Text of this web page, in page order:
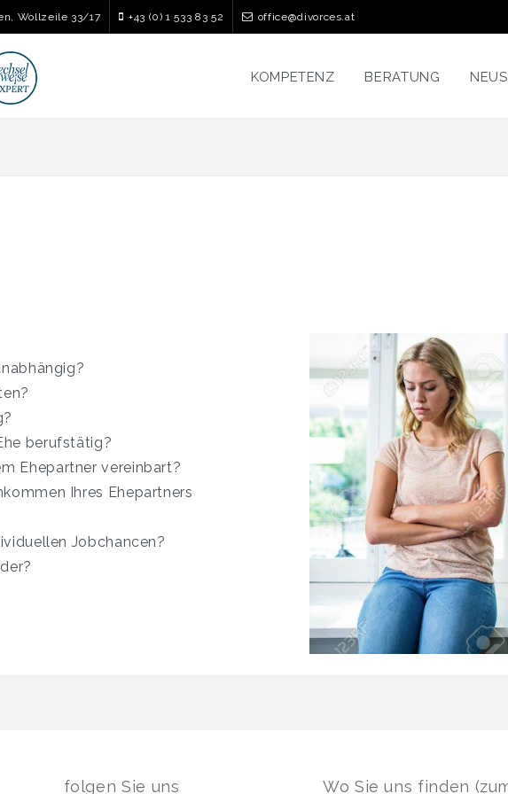
Wollzeile 33/17 +43 (0) 1 533 83 52 office@divorces.at
KOMPETENZ BERATUNG
berufstätig?
Ehepartner vereinbart?
Ihres Ehepartners
Jobchancen?
folgen Sie uns Wo Sie uns finden